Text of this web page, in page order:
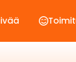
Toimituskulut